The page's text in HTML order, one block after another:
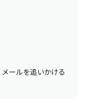
ールを追いかける